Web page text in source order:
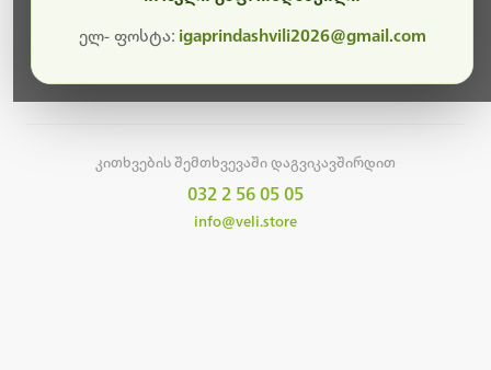
კითხვების შემთხვევაში დაგვიკავშირდით
032 2 56 05 05
info@veli.store
ელ- ფოსტა: igaprindashvili2026@gmail.com